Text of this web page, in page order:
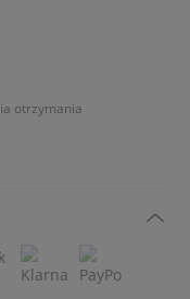
otrzymania